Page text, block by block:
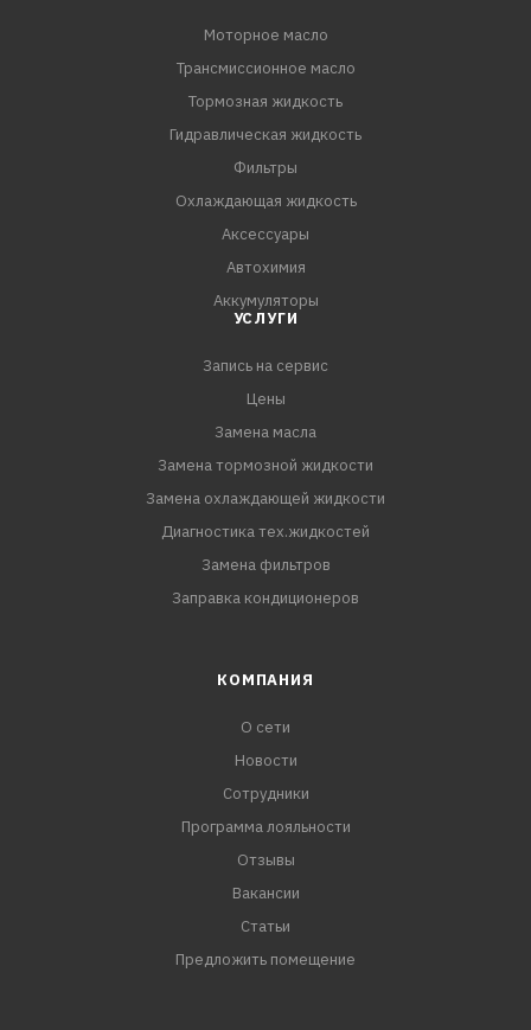
Моторное масло
Трансмиссионное масло
Тормозная жидкость
Гидравлическая жидкость
Фильтры
Охлаждающая жидкость
Аксессуары
Автохимия
Аккумуляторы
УСЛУГИ
Запись на сервис
Цены
Замена масла
Замена тормозной жидкости
Замена охлаждающей жидкости
Диагностика тех.жидкостей
Замена фильтров
Заправка кондиционеров
КОМПАНИЯ
О сети
Новости
Сотрудники
Программа лояльности
Отзывы
Вакансии
Статьи
Предложить помещение